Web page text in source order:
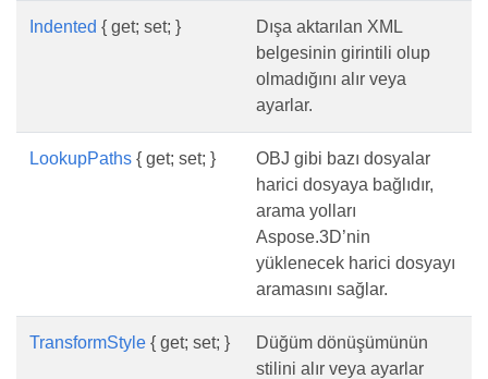
Indented { get; set; }
Dışa aktarılan XML
belgesinin girintili olup
olmadığını alır veya
ayarlar.
LookupPaths { get; set; }
OBJ gibi bazı dosyalar
harici dosyaya bağlıdır,
arama yolları
Aspose.3D’nin
yüklenecek harici dosyayı
aramasını sağlar.
TransformStyle { get; set; }
Düğüm dönüşümünün
stilini alır veya ayarlar